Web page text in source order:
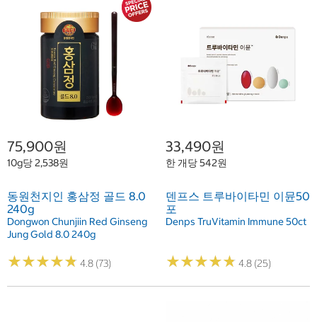
75,900원
10g당 2,538원
동원천지인 홍삼정 골드 8.0
240g
Dongwon Chunjiin Red Ginseng
Jung Gold 8.0 240g
★★★★★
★★★★★ 4.8 (73)
33,490원
한 개당 542원
덴프스 트루바이타민 이뮨50
포
Denps TruVitamin Immune 50ct
★★★★★
★★★★★ 4.8 (25)